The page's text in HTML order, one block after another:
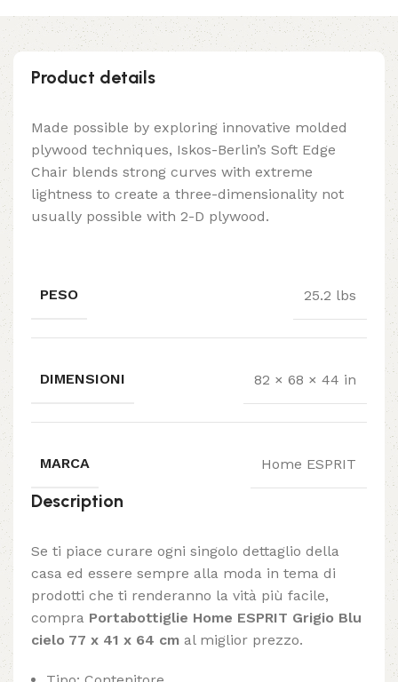
Product details
Made possible by exploring innovative molded
plywood techniques, Iskos-Berlin’s Soft Edge
Chair blends strong curves with extreme
lightness to create a three-dimensionality not
usually possible with 2-D plywood.
PESO 25.2 lbs
DIMENSIONI 82 × 68 × 44 in
MARCA Home ESPRIT
Description
Se ti piace curare ogni singolo dettaglio della
casa ed essere sempre alla moda in tema di
prodotti che ti renderanno la vità più facile,
compra Portabottiglie Home ESPRIT Grigio Blu
cielo 77 x 41 x 64 cm al miglior prezzo.